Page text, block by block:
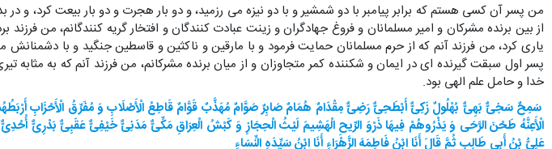
من پسر آن کسی هستم که برابر پیامبر با دو شمشیر و با دو نیزه می رزمید، و دو بار هجرت و دو بار بیعت کرد، و در
از بین برنده مشرکان و امیر مسلمانان و فروغ جهادگران و زینت عبادت کنندگان و افتخار گریه کنندگانم، من فرزند
یاری کرد، من فرزند آنم که از حرم مسلمانان حمایت فرمود و با مارقین و ناکثین و قاسطین جنگید و با
پسر اول سبقت گیرنده ای در ایمان و شکننده کمر متجاوزان و از میان برنده مشرکانم، من فرزند آنم که به
خدا و حامل علم الهی بود.
سَمِحٌ سَخِیٌّ بَهِیٌّ بُهْلُولٌ زَکِیٌّ أَبْطَحِیٌّ رَضِیٌّ مِقْدَامٌ هُمَامٌ صَابِرٌ صَوَّامٌ مُهَذَّبٌ قَوَّامٌ قَاطِعُ الْأَصْلَابِ وَ مُفَرِّقُ الْأَحْزَابِ
الْأَعِنَّهُ طَحْنَ الرَّحَی وَ یَذْرُوهُمْ فِیهَا ذَرْوَ الرِّیحِ الْهَشِیمَ لَیْثُ الْحِجَازِ وَ کَبْشُ الْعِرَاقِ مَکِّیٌّ مَدَنِیٌّ خَیْفِیٌّ عَقَبِیٌّ بَدْرِیٌّ
عَلِیُّ بْنُ أَبِی طَالِبٍ ثُمَّ قَالَ أَنَا ابْنُ فَاطِمَهَ الزَّهْرَاءِ أَنَا ابْنُ سَیِّدَهِ النِّسَاء